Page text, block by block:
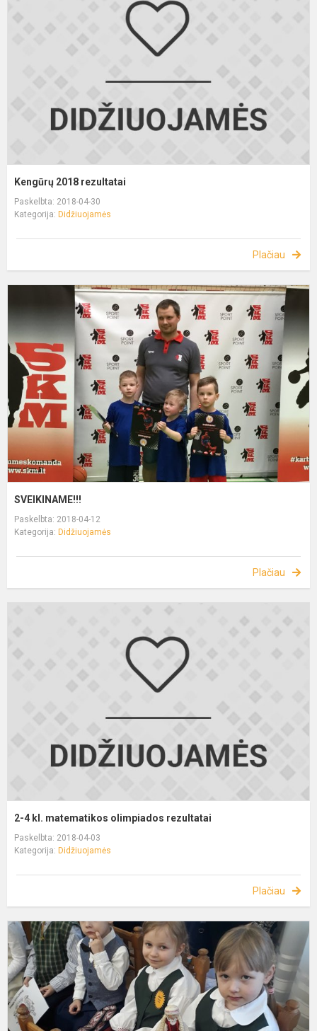
Kengūrų 2018 rezultatai
Paskelbta: 2018-04-30
Kategorija: Didžiuojamės
Plačiau
SVEIKINAME!!!
Paskelbta: 2018-04-12
Kategorija: Didžiuojamės
Plačiau
2-4 kl. matematikos olimpiados rezultatai
Paskelbta: 2018-04-03
Kategorija: Didžiuojamės
Plačiau